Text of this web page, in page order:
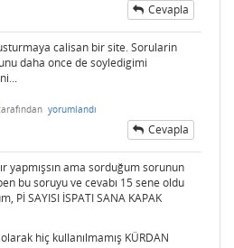
Cevapla
calisan bir site. Sorularin
daha once de soyledigimi
yorumlandı
Cevapla
yapmışsın ama sorduğum sorunun
bu soruyu ve cevabı 15 sene oldu
Pİ SAYISI İSPATI SANA KAPAK
hiç kullanılmamış KÜRDAN